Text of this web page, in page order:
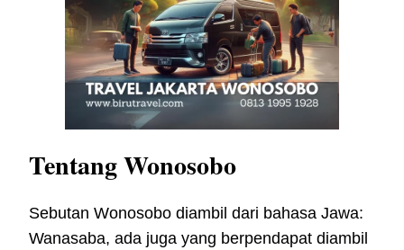
Tentang Wonosobo
Sebutan Wonosobo diambil dari bahasa Jawa:
Wanasaba, ada juga yang berpendapat diambil